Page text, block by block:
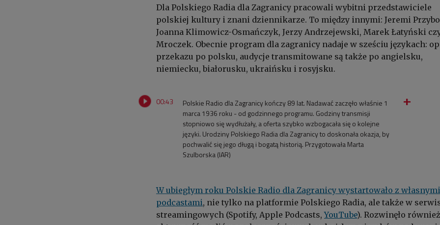
Dla Polskiego Radia dla Zagranicy pracowali wybitni przedstawiciele
polskiej kultury i znani dziennikarze. To między innymi: Jeremi
Joanna Klimowicz-Osmańczyk, Jerzy Andrzejewski, Marek Łatyński
Mroczek. Obecnie program dla zagranicy nadaje w sześciu językach:
przekazu po polsku, audycje transmitowane są także po angielsku,
niemiecku, białorusku, ukraińsku i rosyjsku.
00:43
Polskie Radio dla Zagranicy kończy 89 lat. Nadawać zaczęło właśnie 1
marca 1936 roku - od godzinnego programu. Godziny transmisji
stopniowo się wydłużały, a oferta szybko wzbogacała się o kolejne
języki. Urodziny Polskiego Radia dla Zagranicy to doskonała okazja, by
pochwalić się jego długą i bogatą historią. Przygotowała Marta
Szulborska (IAR)
W ubiegłym roku Polskie Radio dla Zagranicy wystartowało z własnymi
podcastami, nie tylko na platformie Polskiego Radia, ale także w
streamingowych (Spotify, Apple Podcasts,YouTube). Rozwinęło również